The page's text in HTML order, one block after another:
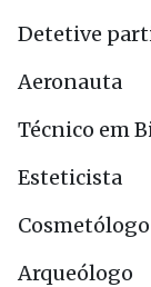
Detetive
Aeronauta
Técnico em
Esteticista
Cosmetólogo
Arqueólogo